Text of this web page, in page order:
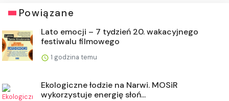
Powiązane
Lato emocji – 7 tydzień 20. wakacyjnego
festiwalu filmowego
1 godzina temu
Ekologiczne łodzie na Narwi. MOSiR
wykorzystuje energię słoń...